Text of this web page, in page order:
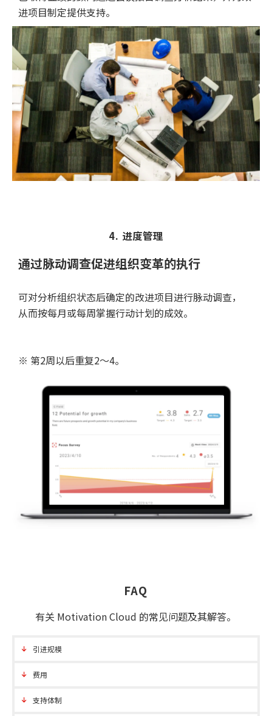
进项目制定提供支持。
4. 进度管理
通过脉动调查促进组织变革的执行
可对分析组织状态后确定的改进项目进行脉动调查，
从而按每月或每周掌握行动计划的成效。
※ 第2周以后重复2～4。
FAQ
有关 Motivation Cloud 的常见问题及其解答。
引进规模
费用
支持体制